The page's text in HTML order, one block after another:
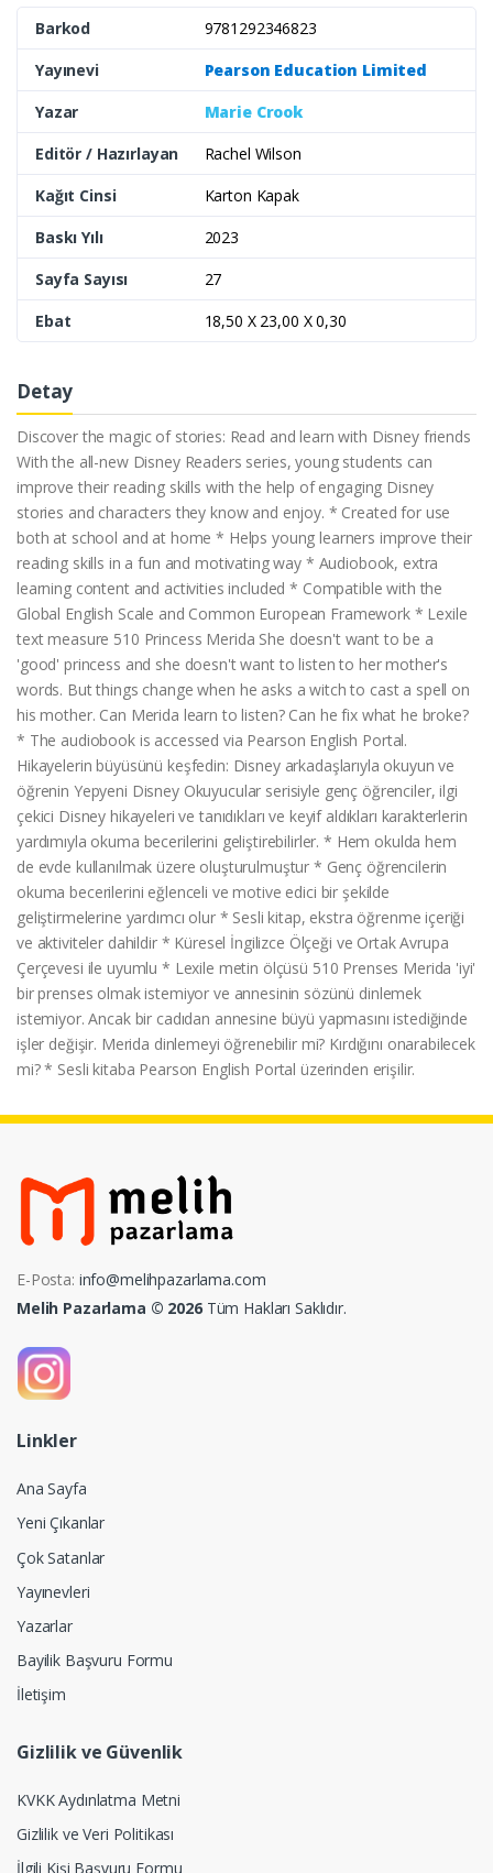
Barkod
9781292346823
Yayınevi
Pearson Education Limited
Yazar
Marie Crook
Editör / Hazırlayan
Rachel Wilson
Kağıt Cinsi
Karton Kapak
Baskı Yılı
2023
Sayfa Sayısı
27
Ebat
18,50 X 23,00 X 0,30
Detay
Discover the magic of stories: Read and learn with Disney friends
With the all-new Disney Readers series, young students can
improve their reading skills with the help of engaging Disney
stories and characters they know and enjoy. * Created for use
both at school and at home * Helps young learners improve their
reading skills in a fun and motivating way * Audiobook, extra
learning content and activities included * Compatible with the
Global English Scale and Common European Framework * Lexile
text measure 510 Princess Merida She doesn't want to be a
'good' princess and she doesn't want to listen to her mother's
words. But things change when he asks a witch to cast a spell on
his mother. Can Merida learn to listen? Can he fix what he broke?
* The audiobook is accessed via Pearson English Portal.
Hikayelerin büyüsünü keşfedin: Disney arkadaşlarıyla okuyun ve
öğrenin Yepyeni Disney Okuyucular serisiyle genç öğrenciler, ilgi
çekici Disney hikayeleri ve tanıdıkları ve keyif aldıkları karakterlerin
yardımıyla okuma becerilerini geliştirebilirler. * Hem okulda hem
de evde kullanılmak üzere oluşturulmuştur * Genç öğrencilerin
okuma becerilerini eğlenceli ve motive edici bir şekilde
geliştirmelerine yardımcı olur * Sesli kitap, ekstra öğrenme içeriği
ve aktiviteler dahildir * Küresel İngilizce Ölçeği ve Ortak Avrupa
Çerçevesi ile uyumlu * Lexile metin ölçüsü 510 Prenses Merida 'iyi'
bir prenses olmak istemiyor ve annesinin sözünü dinlemek
istemiyor. Ancak bir cadıdan annesine büyü yapmasını istediğinde
işler değişir. Merida dinlemeyi öğrenebilir mi? Kırdığını onarabilecek
mi? * Sesli kitaba Pearson English Portal üzerinden erişilir.
E-Posta: info@melihpazarlama.com
Melih Pazarlama © 2026Tüm Hakları Saklıdır.
Linkler
Ana Sayfa
Yeni Çıkanlar
Çok Satanlar
Yayınevleri
Yazarlar
Bayilik Başvuru Formu
İletişim
Gizlilik ve Güvenlik
KVKK Aydınlatma Metni
Gizlilik ve Veri Politikası
İlgili Kişi Başvuru Formu